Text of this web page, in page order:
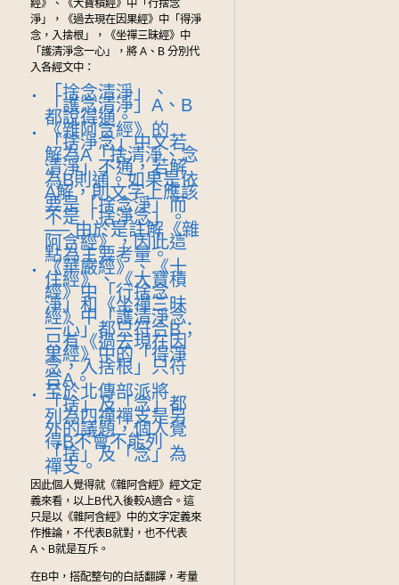
經》、《大寶積經》中「行捨念
淨」，《過去現在因果經》中「得淨
念，入捨根」，《坐禪三昧經》中
「護清淨念一心」，將 A、B 分別代
入各經文中：
「捨念清淨」、
「護念清淨」A、B
都說得通。
《雜阿含經》的
「捨淨念」中文若
解為A「捨清淨、念
清淨」不通，若解
為B則通。如果是依
A解，則文字上應該
要是「捨念淨」而
不是「捨淨念」。
── 由於是註解《雜
阿含經》，因此這
點為主要考量。
《華嚴經》、《十
住經》、《大寶積
經》中「行捨念
淨」和《坐禪三昧
經》中「護清淨念
一心」都只符合B；
只有《過去現在因
果經》中的「得淨
念，入捨根」只符
合A。
至於北傳部派將
「捨」及「念」都
列為四禪禪支是另
外的議題，個人覺
得B不會不能列
「捨」及「念」為
禪支。
因此個人覺得就《雜阿含經》經文定
義來看，以上B代入後較A適合。這
只是以《雜阿含經》中的文字定義來
作推論，不代表B就對，也不代表
A、B就是互斥。
在B中，搭配整句的白話翻譯，考量